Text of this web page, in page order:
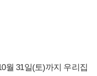
월 31일(토)까지 우리집